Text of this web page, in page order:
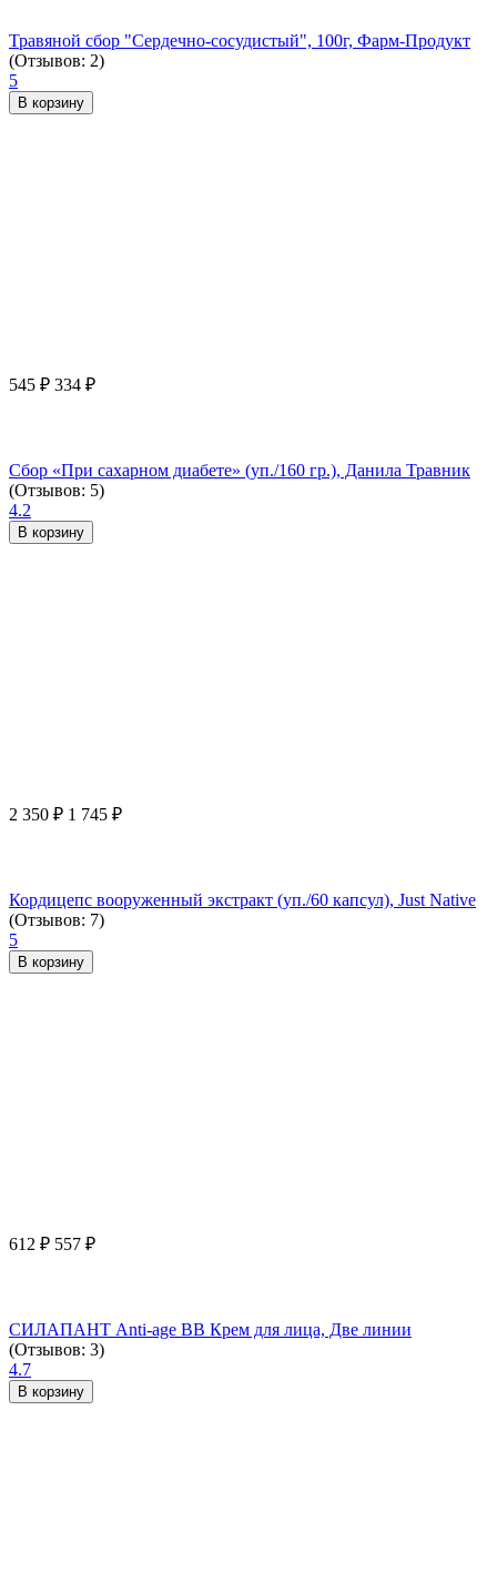
Травяной сбор "Сердечно-сосудистый", 100г, Фарм-Продукт
(Отзывов: 2)
5
В корзину
545 ₽ 334 ₽
Сбор «При сахарном диабете» (уп./160 гр.), Данила Травник
(Отзывов: 5)
4.2
В корзину
2 350 ₽ 1 745 ₽
Кордицепс вооруженный экстракт (уп./60 капсул), Just Native
(Отзывов: 7)
5
В корзину
612 ₽ 557 ₽
СИЛАПАНТ Anti-age ВВ Крем для лица, Две линии
(Отзывов: 3)
4.7
В корзину